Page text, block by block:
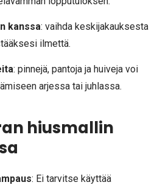
kanssa: vaihda keskijakauksesta
ilmettä.
: pinnejä, pantoja ja huiveja voi
arjessa tai juhlassa.
hiusmallin
: Ei tarvitse käyttää